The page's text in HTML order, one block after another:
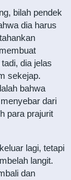
bilah pendek
dia harus
dia jelas
sekejap.
bahwa
dari
para prajurit
lagi, tetapi
langit.
dan